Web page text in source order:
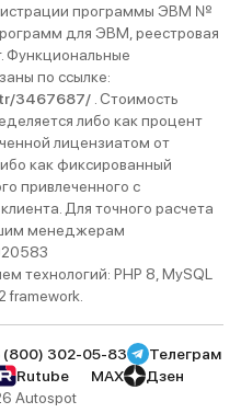
программы ЭВМ №
для ЭВМ, реестровая
Функциональные
по ссылке:
3467687/ . Стоимость
либо как процент
лицензиатом от
как фиксированный
привлеченного с
Для точного расчета
менеджерам
технологий: PHP 8, MySQL
framework.
(800) 302-05-83
Телеграм
Rutube MAX
Дзен
Autospot